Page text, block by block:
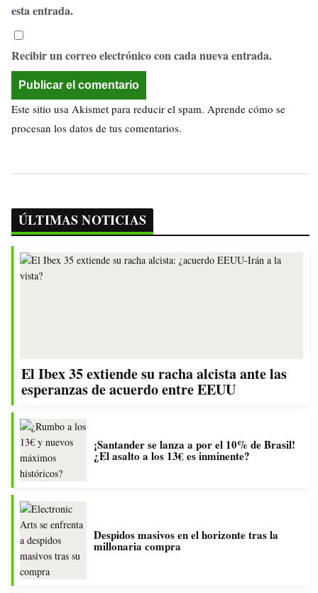
esta entrada.
Recibir un correo electrónico con cada nueva entrada.
Este sitio usa Akismet para reducir el spam. Aprende cómo se
procesan los datos de tus comentarios.
ÚLTIMAS NOTICIAS
El Ibex 35 extiende su racha alcista ante las
esperanzas de acuerdo entre EEUU
¡Santander se lanza a por el 10% de Brasil!
¿El asalto a los 13€ es inminente?
Despidos masivos en el horizonte tras la
millonaria compra